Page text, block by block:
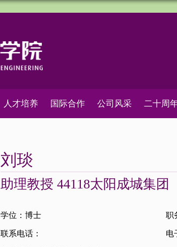
人才培养 国际合作 公司风采 二十周
刘琰
助理教授 44118太阳成城集团
学位：博士 职
联系电话： 电